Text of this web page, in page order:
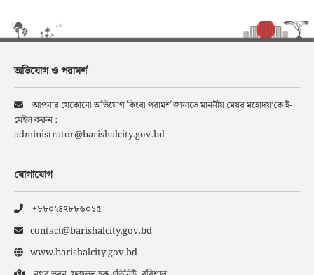
অভিযোগ ও পরামর্শ
আপনার যেকোনো অভিযোগ কিংবা পরামর্শ জানাতে মাননীয় মেয়র মহোদয়’কে ই-
মেইল করুন :
administrator@barishalcity.gov.bd
যোগাযোগ
+৮৮০২৪৭৮৮৬০১৫
contact@barishalcity.gov.bd
www.barishalcity.gov.bd